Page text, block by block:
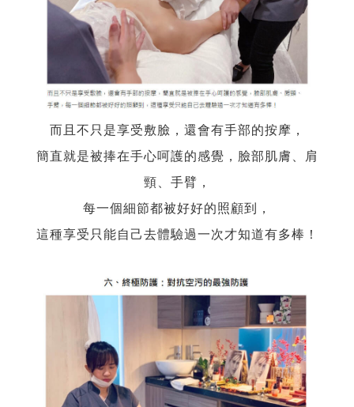
而且不只是享受敷臉，還會有手部的按摩，
簡直就是被捧在手心呵護的感覺，臉部肌膚、肩
頸、手臂，
每一個細節都被好好的照顧到，
這種享受只能自己去體驗過一次才知道有多棒！